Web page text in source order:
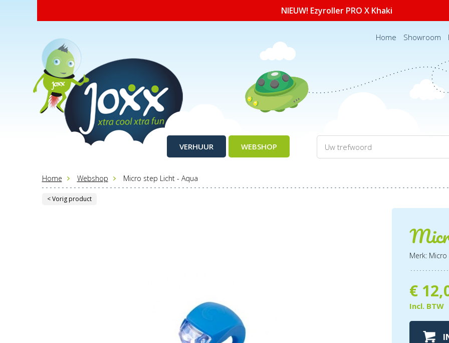
NIEUW! Ezyroller PRO X Khaki
Home Showroom
VERHUUR WEBSHOP
Home Webshop Micro step Licht - Aqua
< Vorig product
Merk: Micro
€
Incl. BTW